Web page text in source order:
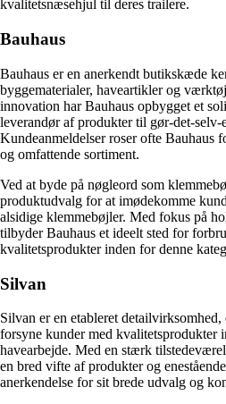
kvalitetsnæsehjul til deres trailere.
Bauhaus
Bauhaus er en anerkendt butikskæde
byggematerialer, haveartikler og
innovation har Bauhaus opbygget et
leverandør af produkter til gør-det-selv-
Kundeanmeldelser roser ofte Bauhaus
og omfattende sortiment.
Ved at byde på nøgleord som
produktudvalg for at imødekomme
alsidige klemmebøjler. Med fokus på
tilbyder Bauhaus et ideelt sted for
kvalitetsprodukter inden for denne
Silvan
Silvan er en etableret
forsyne kunder med kvalitetsprodukter
havearbejde. Med en stærk
en bred vifte af produkter og
anerkendelse for sit brede udvalg og